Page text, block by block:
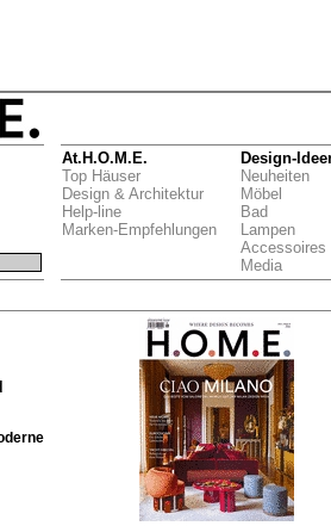
At.H.O.M.E.
Top Häuser
Design & Architektur
Help-line
Marken-Empfehlungen
Design-
Neuheiten
Möbel
Bad
Lampen
Accessoires
Media